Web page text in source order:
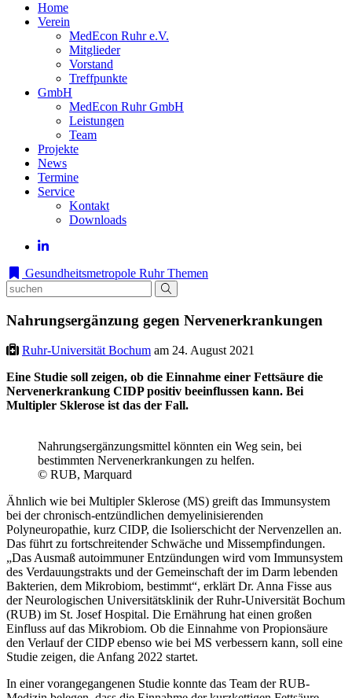
Home
Verein
MedEcon Ruhr e.V.
Mitglieder
Vorstand
Treffpunkte
GmbH
MedEcon Ruhr GmbH
Leistungen
Team
Projekte
News
Termine
Service
Kontakt
Downloads
Gesundheitsmetropole Ruhr Themen
Nahrungsergänzung gegen Nervenerkrankungen
Ruhr-Universität Bochum am 24. August 2021
Eine Studie soll zeigen, ob die Einnahme einer Fettsäure die
Nervenerkrankung CIDP positiv beeinflussen kann. Bei
Multipler Sklerose ist das der Fall.
Nahrungsergänzungsmittel könnten ein Weg sein, bei
bestimmten Nervenerkrankungen zu helfen.
© RUB, Marquard
Ähnlich wie bei Multipler Sklerose (MS) greift das Immunsystem
bei der chronisch-entzündlichen demyelinisierenden
Polyneuropathie, kurz CIDP, die Isolierschicht der Nervenzellen an.
Das führt zu fortschreitender Schwäche und Missempfindungen.
„Das Ausmaß autoimmuner Entzündungen wird vom Immunsystem
des Verdauungstrakts und der Gemeinschaft der im Darm lebenden
Bakterien, dem Mikrobiom, bestimmt“, erklärt Dr. Anna Fisse aus
der Neurologischen Universitätsklinik der Ruhr-Universität Bochum
(RUB) im St. Josef Hospital. Die Ernährung hat einen großen
Einfluss auf das Mikrobiom. Ob die Einnahme von Propionsäure
den Verlauf der CIDP ebenso wie bei MS verbessern kann, soll eine
Studie zeigen, die Anfang 2022 startet.
In einer vorangegangenen Studie konnte das Team der RUB-